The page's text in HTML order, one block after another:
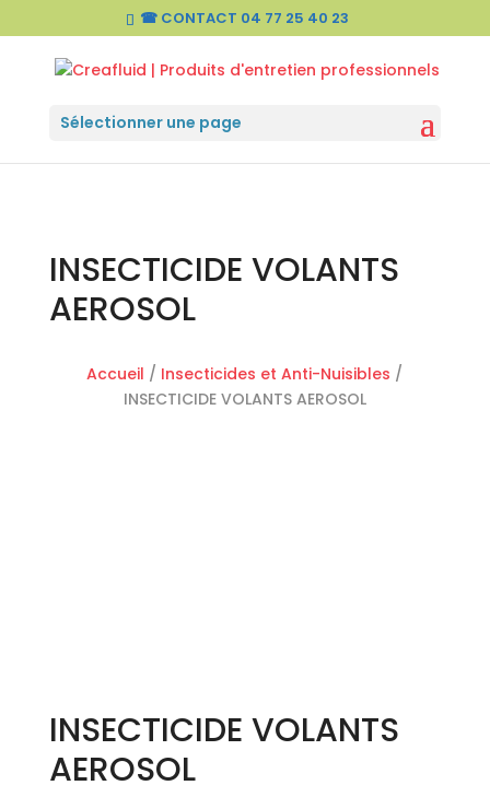
☎ CONTACT 04 77 25 40 23
Sélectionner une page
INSECTICIDE VOLANTS
AEROSOL
Accueil / Insecticides et Anti-Nuisibles /
INSECTICIDE VOLANTS AEROSOL
INSECTICIDE VOLANTS
AEROSOL